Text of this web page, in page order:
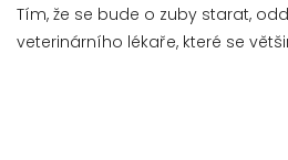
Tím, že se bude o zuby starat,
veterinárního lékaře, které se